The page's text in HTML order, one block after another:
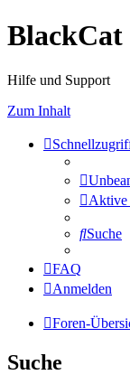
Hilfe und Support
Zum Inhalt
Aktive
Suche
FAQ
Anmelden
Foren-
Suche